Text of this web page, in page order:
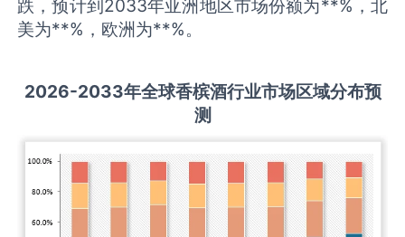
跌，预计到2033年亚洲地区市场份额为**%，北
美为**%，欧洲为**%。
2026-2033年全球香槟酒行业市场区域分布预
测